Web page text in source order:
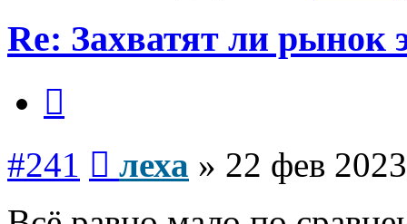
Re: Захватят ли рынок
#241 леха » 22 фев